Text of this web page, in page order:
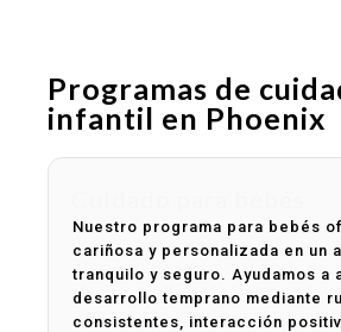
Programas de
infantil en Phoenix
Nuestro programa para bebés
cariñosa y personalizada en un
tranquilo y seguro. Ayudamos a
desarrollo temprano mediante
consistentes, interacción